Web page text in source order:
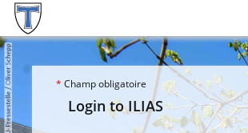
* Champ obligatoire
Login to ILIAS